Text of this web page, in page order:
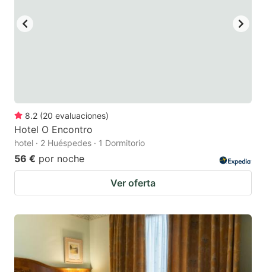
8.2 (20 evaluaciones)
Hotel O Encontro
hotel · 2 Huéspedes · 1 Dormitorio
56 € por noche
Ver oferta